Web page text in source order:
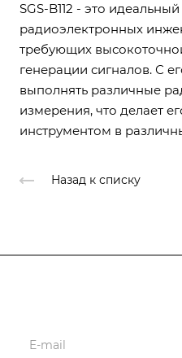
SGS-B112 - это
радиоэлектронных
требующих
генерации сигналов. С
выполнять различные
измерения, что делает
инструментом в
Назад к списку